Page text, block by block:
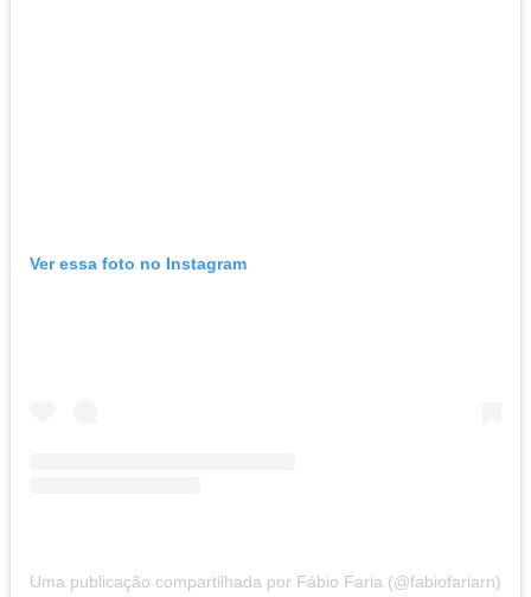
Ver essa foto no Instagram
Uma publicação compartilhada por Fábio Faria (@fabiofariarn)